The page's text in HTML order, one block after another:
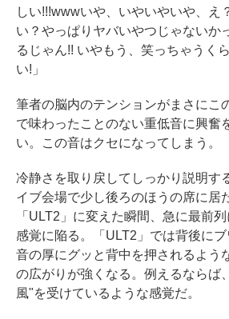
しい!!!wwwいや、いやいやいや、え
い？やっぱりヤバいやつじゃないか
るじゃん!! いやもう、笑っちゃうく
い!」
筆者の脳内のテンションがまさにこ
で味わったことのない重低音に興奮
い。この音はクセになってしまう。
冷静さを取り戻してしっかり説明す
イブ会場で少し後ろのほうの席に居
「ULT2」に変えた瞬間、急に最前
感覚に陥る。「ULT2」では背後に
音の厚にグッと背中を押されるよう
の広がりが強くなる。例えるならば
風"を受けているような感覚だ。